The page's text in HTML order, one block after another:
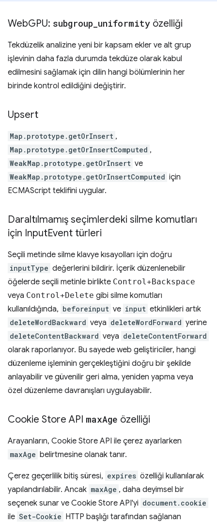
WebGPU: subgroup uniformity özelliği
Tekdüzelik analizine yeni bir kapsam ekler ve alt grup
işlevinin daha fazla durumda tekdüze olarak kabul
edilmesini sağlamak için dilin hangi bölümlerinin her
birinde kontrol edildiğini değiştirir.
Upsert
Map.prototype.getOrInsert ,
Map.prototype.getOrInsertComputed ,
WeakMap.prototype.getOrInsert ve
WeakMap.prototype.getOrInsertComputed için
ECMAScript teklifini uygular.
Daraltılmamış seçimlerdeki silme komutları
için InputEvent türleri
Seçili metinde silme klavye kısayolları için doğru
inputType değerlerini bildirir. İçerik düzenlenebilir
öğelerde seçili metinle birlikte Control+Backspace
veya Control+Delete gibi silme komutları
kullanıldığında, beforeinput ve input etkinlikleri artık
deleteWordBackward veya deleteWordForward yerine
deleteContentBackward veya deleteContentForward
olarak raporlanıyor. Bu sayede web geliştiriciler, hangi
düzenleme işleminin gerçekleştiğini doğru bir şekilde
anlayabilir ve güvenilir geri alma, yeniden yapma veya
özel düzenleme davranışları uygulayabilir.
Cookie Store API maxAge özelliği
Arayanların, Cookie Store API ile çerez ayarlarken
maxAge belirtmesine olanak tanır.
Çerez geçerlilik bitiş süresi, expires özelliği kullanılarak
yapılandırılabilir. Ancak maxAge , daha deyimsel bir
seçenek sunar ve Cookie Store API'yi document.cookie
ile Set-Cookie HTTP başlığı tarafından sağlanan